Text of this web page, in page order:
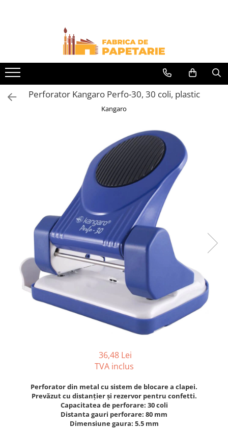
Toate Produsele
Hartie si articole din hartie
Hartie pentru copiator si cartoane
Hartie color pentru copiator
Papetarie personalizata
Bloc Notes-uri spiralizate
Plicuri personalizate
Tipizate
Tipizate autocopiative
Tipizate autocopiative
personalizate
Tipizate offset
Tipizate offset personalizate
Produse si rechizite scolare
Caiete si produse din hartie
Perforator Kangaro Perfo-30, 30 coli, plastic
Kangaro
36,48 Lei
TVA inclus
Perforator din metal cu sistem de blocare a clapei.
Prevăzut cu distanțier și rezervor pentru confetti.
Capacitatea de perforare: 30 coli
Distanta gauri perforare: 80 mm
Dimensiune gaura: 5.5 mm